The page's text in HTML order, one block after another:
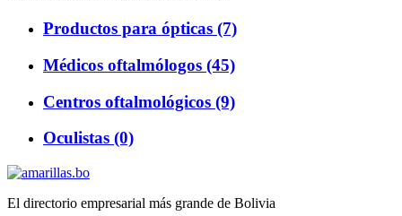
Productos para ópticas (7)
Médicos oftalmólogos (45)
Centros oftalmológicos (9)
Oculistas (0)
El directorio empresarial más grande de Bolivia